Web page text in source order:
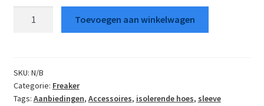
was:
is:
€7.95.Toevoegen aan winkelwagen
SKU: N/B
Categorie: Freaker
Tags: Aanbiedingen, Accessoires, isolerende hoes, sleeve